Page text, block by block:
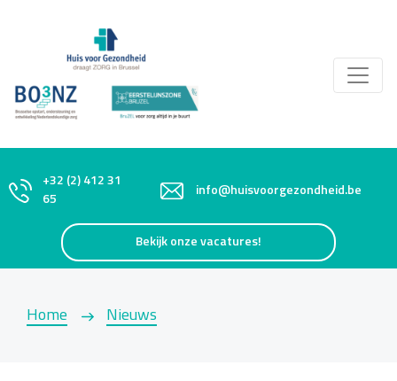
+32 (2) 412 31
65
info@huisvoorgezondheid.be
Bekijk onze vacatures!
Home Nieuws